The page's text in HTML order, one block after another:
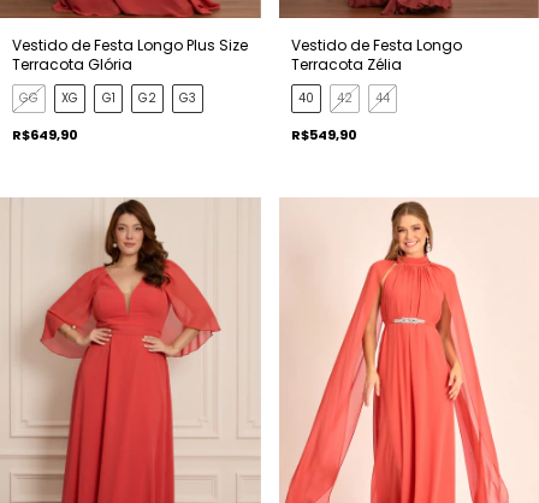
Vestido de Festa Longo Plus Size
Terracota Glória
GG XG G1 G2 G3
R$649,90
Vestido de Festa Longo
Terracota Zélia
40 42 44
R$549,90